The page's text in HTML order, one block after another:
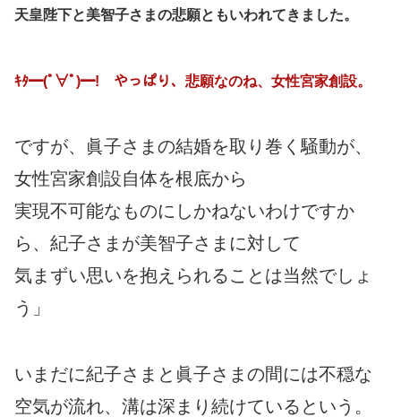
天皇陛下と美智子さまの悲願ともいわれてきました。
ｷﾀ━(ﾟ∀ﾟ)━! やっぱり、悲願なのね、女性宮家創設。
ですが、眞子さまの結婚を取り巻く騒動が、
女性宮家創設自体を根底から
実現不可能なものにしかねないわけですか
ら、紀子さまが美智子さまに対して
気まずい思いを抱えられることは当然でしょ
う」
いまだに紀子さまと眞子さまの間には不穏な
空気が流れ、溝は深まり続けているという。